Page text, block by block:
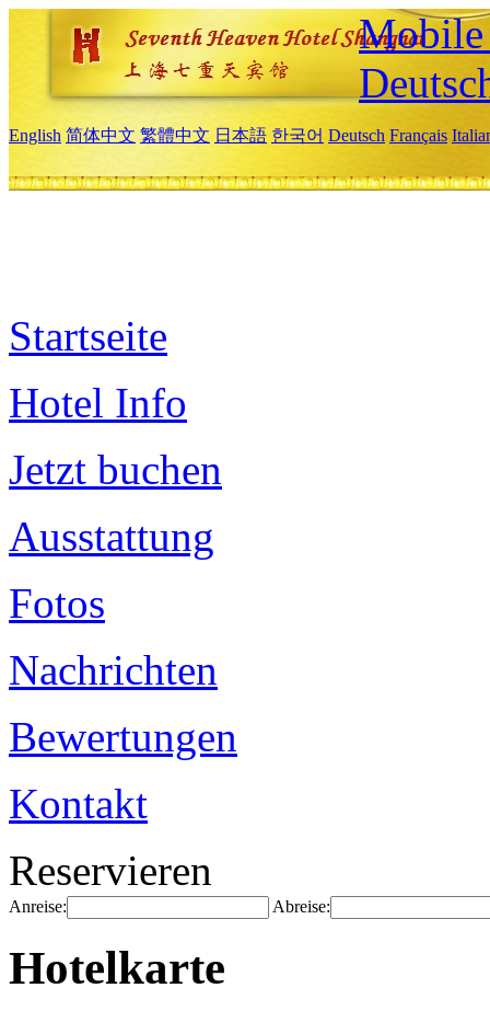
Mobile
English 简体中文 繁體中文 日本語 한국어 Deutsch Français
Startseite
Hotel Info
Jetzt buchen
Ausstattung
Fotos
Nachrichten
Bewertungen
Kontakt
Reservieren
Anreise: Abreise:
Hotelkarte